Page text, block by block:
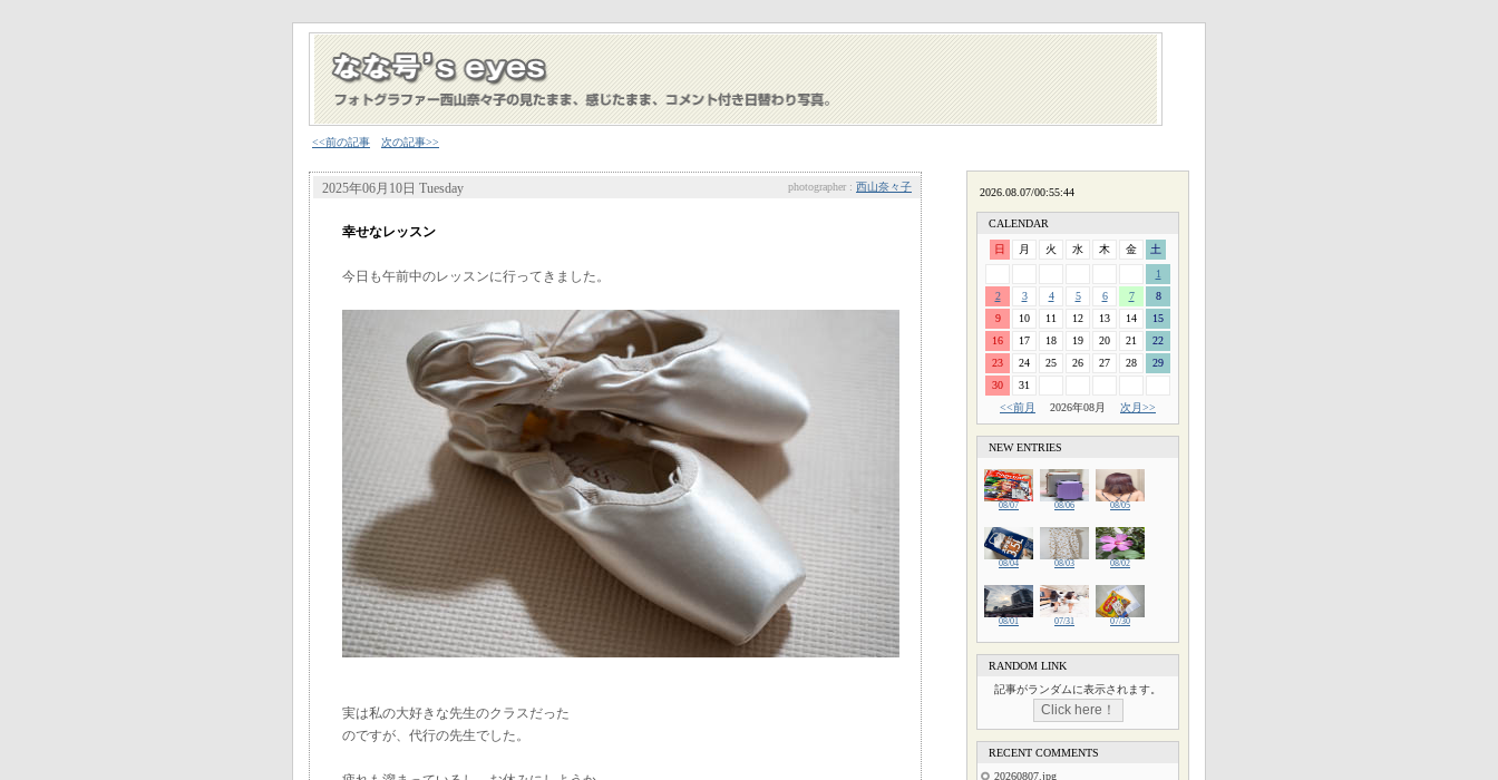
<<前の記事 次の記事>>
2025年06月10日 Tuesday photographer : 西山奈々子
幸せなレッスン
今日も午前中のレッスンに行ってきました。
実は私の大好きな先生のクラスだった
のですが、代行の先生でした。
CALENDAR
日 月 火 水 木 金
土
1
2
3 4 5 6 7
8
9
10 11 12 13 14
15
16
17 18 19 20 21
22
23
24 25 26 27 28
29
30
31
<<前月
2026年08月 次月>>
NEW ENTRIES
08/07 08/06 08/05
08/04 08/03 08/02
08/01 07/31 07/30
RANDOM LINK
記事がランダムに表示されます。
RECENT COMMENTS
20260807.jpg